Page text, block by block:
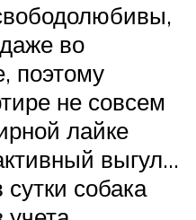
во
поэтому
не совсем
лайке
выгул…
собака